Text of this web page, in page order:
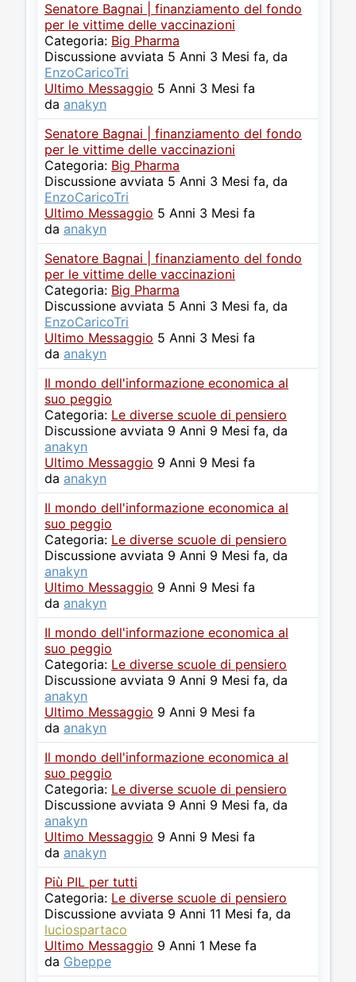
Senatore Bagnai | finanziamento del fondo
per le vittime delle vaccinazioni
Categoria: Big Pharma
Discussione avviata 5 Anni 3 Mesi fa, da
EnzoCaricoTri
Ultimo Messaggio 5 Anni 3 Mesi fa
da anakyn
Senatore Bagnai | finanziamento del fondo
per le vittime delle vaccinazioni
Categoria: Big Pharma
Discussione avviata 5 Anni 3 Mesi fa, da
EnzoCaricoTri
Ultimo Messaggio 5 Anni 3 Mesi fa
da anakyn
Senatore Bagnai | finanziamento del fondo
per le vittime delle vaccinazioni
Categoria: Big Pharma
Discussione avviata 5 Anni 3 Mesi fa, da
EnzoCaricoTri
Ultimo Messaggio 5 Anni 3 Mesi fa
da anakyn
Il mondo dell'informazione economica al
suo peggio
Categoria: Le diverse scuole di pensiero
Discussione avviata 9 Anni 9 Mesi fa, da
anakyn
Ultimo Messaggio 9 Anni 9 Mesi fa
da anakyn
Il mondo dell'informazione economica al
suo peggio
Categoria: Le diverse scuole di pensiero
Discussione avviata 9 Anni 9 Mesi fa, da
anakyn
Ultimo Messaggio 9 Anni 9 Mesi fa
da anakyn
Il mondo dell'informazione economica al
suo peggio
Categoria: Le diverse scuole di pensiero
Discussione avviata 9 Anni 9 Mesi fa, da
anakyn
Ultimo Messaggio 9 Anni 9 Mesi fa
da anakyn
Il mondo dell'informazione economica al
suo peggio
Categoria: Le diverse scuole di pensiero
Discussione avviata 9 Anni 9 Mesi fa, da
anakyn
Ultimo Messaggio 9 Anni 9 Mesi fa
da anakyn
Più PIL per tutti
Categoria: Le diverse scuole di pensiero
Discussione avviata 9 Anni 11 Mesi fa, da
luciospartaco
Ultimo Messaggio 9 Anni 1 Mese fa
da Gbeppe